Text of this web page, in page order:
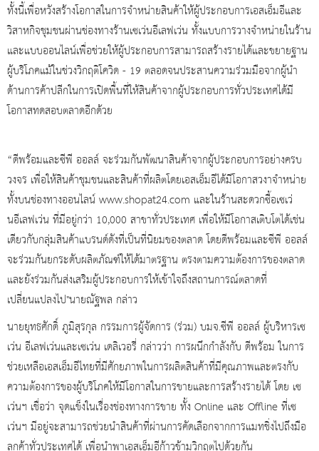
ทั้งนี้เพื่อหวังสร้างโอกาสในการจำหน่ายสินค้าให้ผู้ประกอบการเอสเอ็มอีและ
วิสาหกิจชุมชนผ่านช่องทางร้านเซเว่นอีเลฟเว่น ทั้งแบบการวางจำหน่ายในร้าน
และแบบออนไลน์เพื่อช่วยให้ผู้ประกอบการสามารถสร้างรายได้และขยายฐาน
ผู้บริโภคแม้ในช่วงวิกฤติโควิด - 19 ตลอดจนประสานความร่วมมือจากผู้นำ
ด้านการค้าปลีกในการเปิดพื้นที่ให้สินค้าจากผู้ประกอบการทั่วประเทศได้มี
โอกาสทดสอบตลาดอีกด้วย
“ดีพร้อมและซีพี ออลล์ จะร่วมกันพัฒนาสินค้าจากผู้ประกอบการอย่างครบ
วงจร เพื่อให้สินค้าชุมชนและสินค้าที่ผลิตโดยเอสเอ็มอีได้มีโอกาสวงาจำหน่าย
ทั้งบนช่องทางออนไลน์ www.shopat24.com และในร้านสะดวกซื้อเซเว่
นอีเลฟเว่น ที่มีอยู่กว่า 10,000 สาขาทั่วประเทศ เพื่อให้มีโอกาสเติบโตได้เช่น
เดียวกับกลุ่มสินค้าแบรนด์ดังที่เป็นที่นิยมของตลาด โดยดีพร้อมและซีพี ออลล์
จะร่วมกันยกระดับผลิตภัณฑ์ให้ได้มาตรฐาน ตรงตามความต้องการของตลาด
และยังร่วมกันส่งเสริมผู้ประกอบการให้เข้าใจถึงสถานการณ์ตลาดที่
เปลี่ยนแปลงไป"นายณัฐพล กล่าว
นายยุทธศักดิ์ ภูมิสุรกุล กรรมการผู้จัดการ (ร่วม) บมจ.ซีพี ออลล์ ผู้บริหารเซ
เว่น อีเลฟเว่นและเซเว่น เดลิเวอรี่ กล่าวว่า การผนึกกำลังกับ ดีพร้อม ในการ
ช่วยเหลือเอสเอ็มอีไทยที่มีศักยภาพในการผลิตสินค้าที่มีคุณภาพและตรงกับ
ความต้องการของผู้บริโภคให้มีโอกาสในการขายและการสร้างรายได้ โดย เซ
เว่นฯ เชื่อว่า จุดแข็งในเรื่องช่องทางการขาย ทั้ง Online และ Offline ที่เซ
เว่นฯ มีอยู่จะสามารถช่วยนำสินค้าที่ผ่านการคัดเลือกจากการแมทชิ่งไปถึงมือ